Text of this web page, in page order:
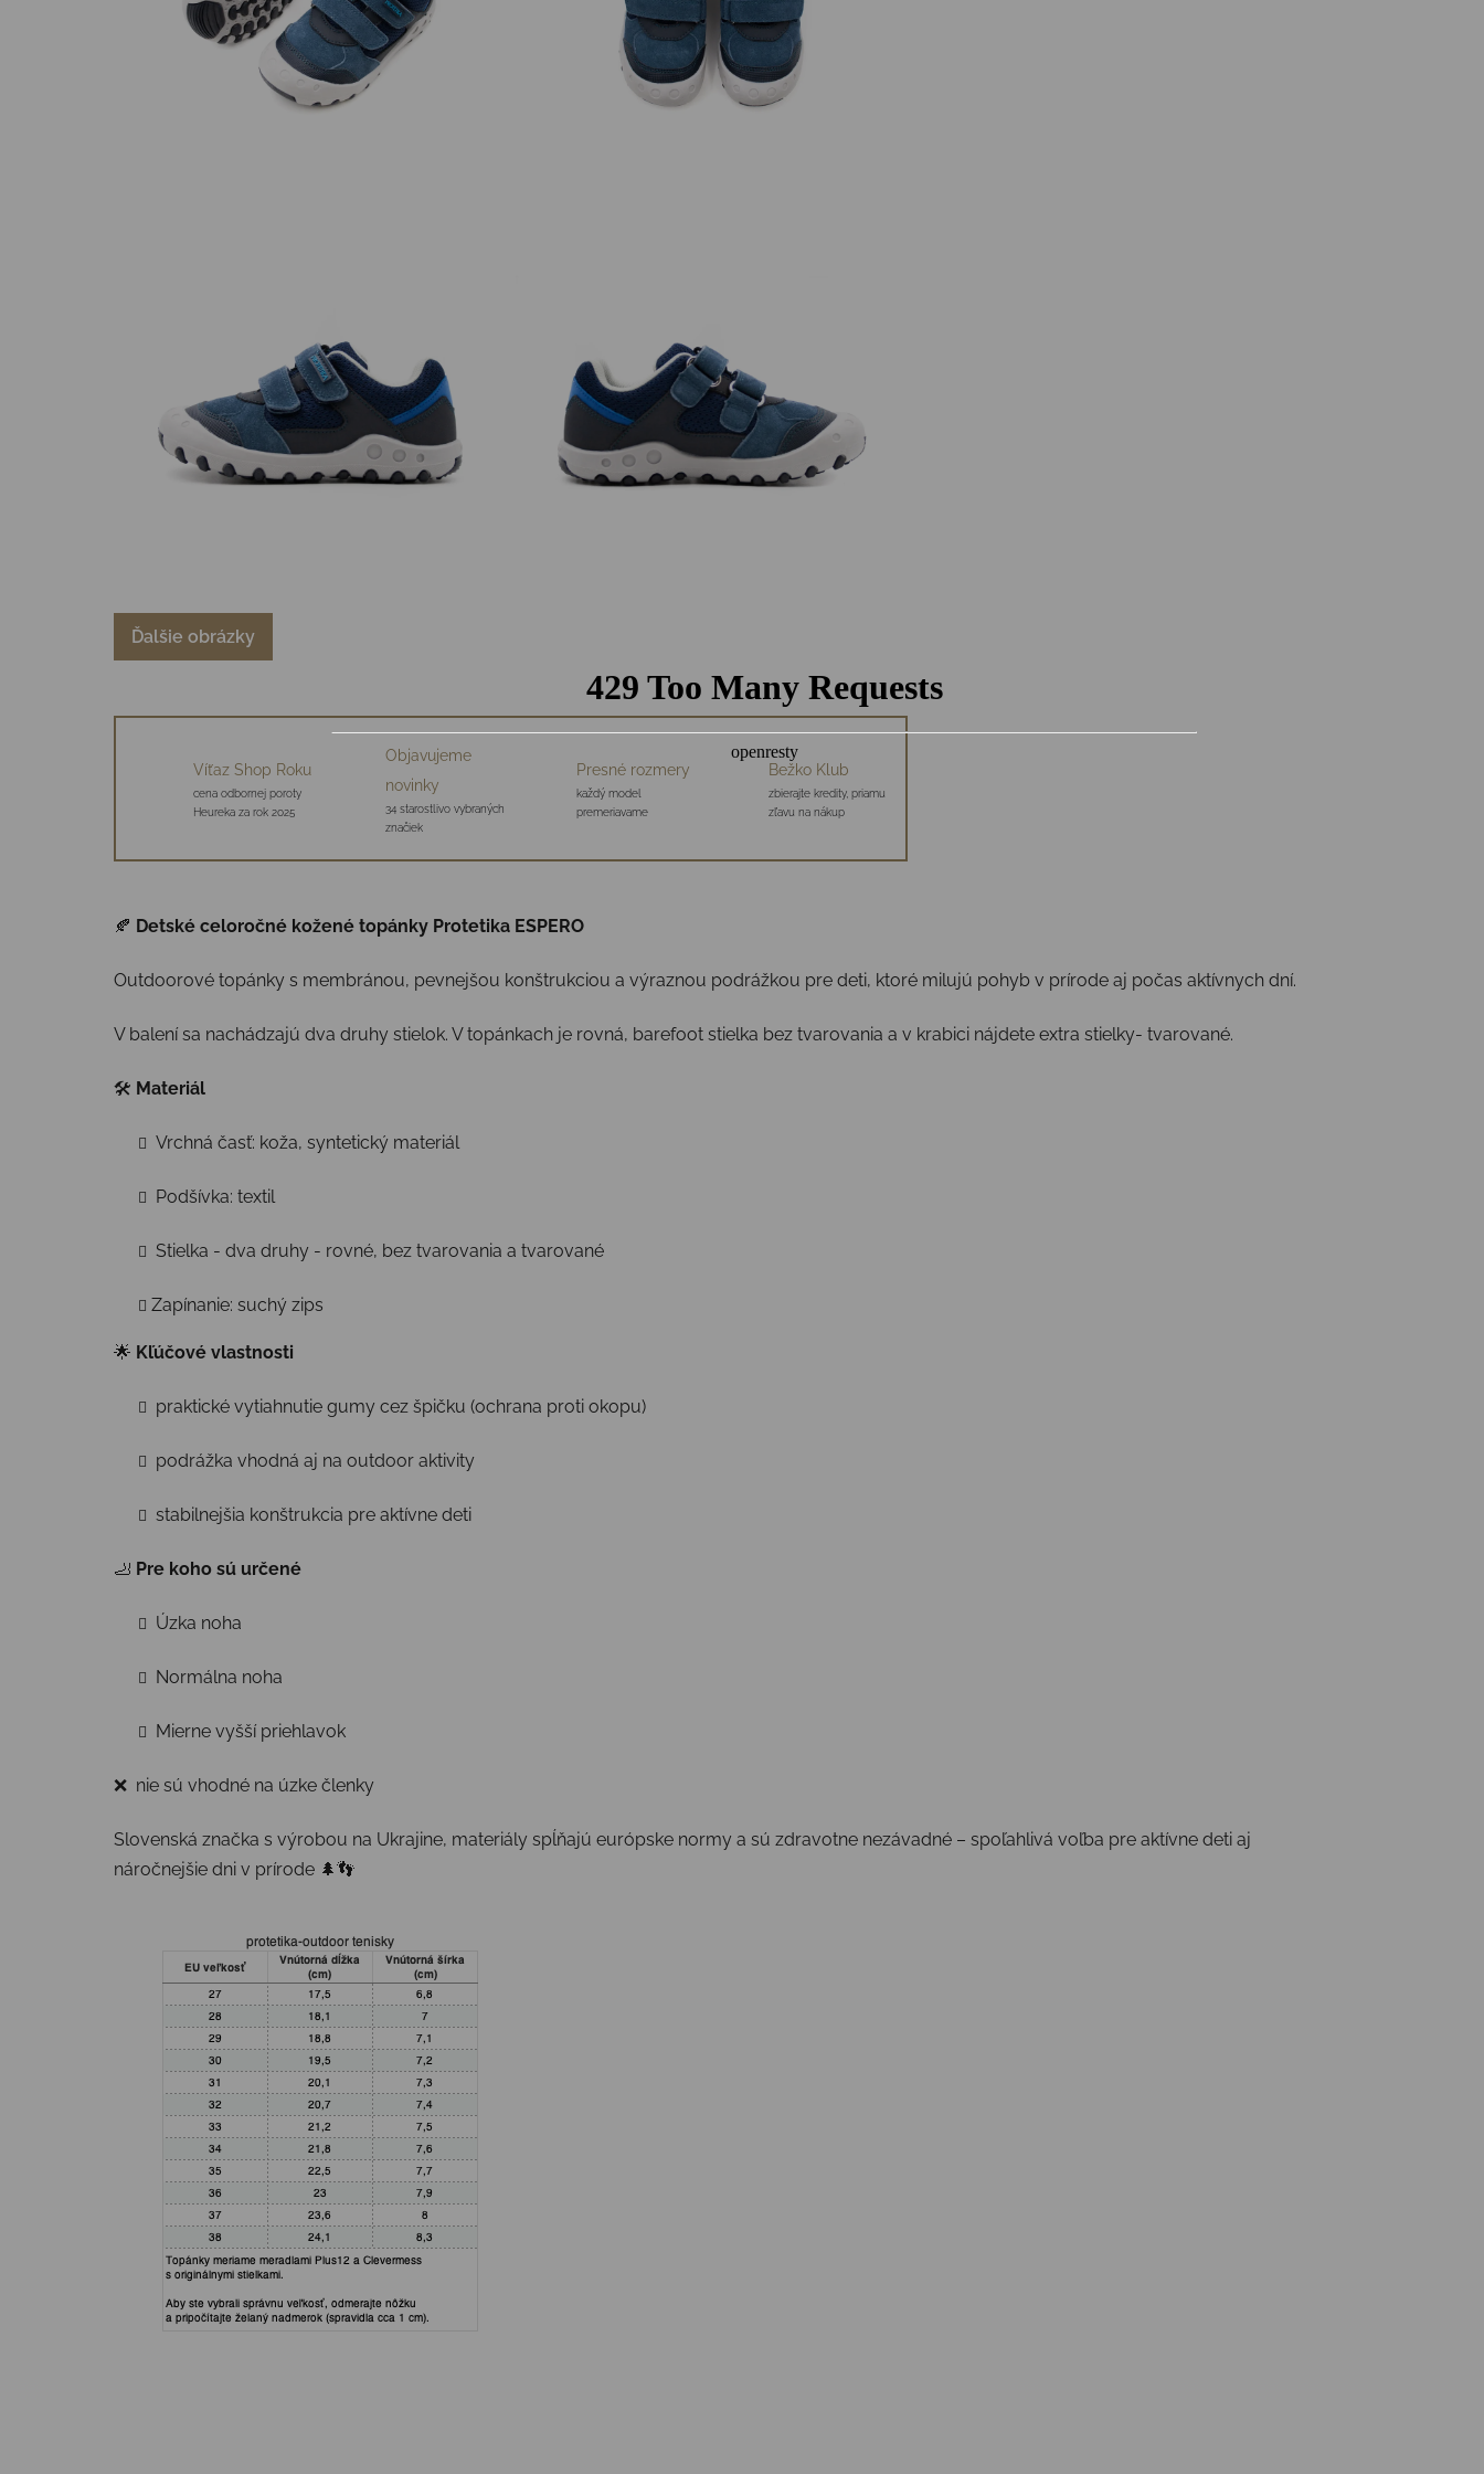
Ďalšie obrázky
Víťaz Shop Roku
cena odbornej poroty
Heureka za rok 2025
Objavujeme
novinky
34 starostlivo vybraných
značiek
Presné rozmery
každý model
premeriavame
Bežko Klub
zbierajte kredity, priamu
zľavu na nákup
🍂 Detské celoročné kožené topánky Protetika ESPERO
Outdoorové topánky s membránou, pevnejšou konštrukciou a výraznou podrážkou pre deti, ktoré milujú pohyb v prírode aj počas aktívnych dní.
V balení sa nachádzajú dva druhy stielok. V topánkach je rovná, barefoot stielka bez tvarovania a v krabici nájdete extra stielky- tvarované.
🛠 Materiál
Vrchná časť: koža, syntetický materiál
Podšívka: textil
Stielka - dva druhy - rovné, bez tvarovania a tvarované
Zapínanie: suchý zips
🌟 Kľúčové vlastnosti
praktické vytiahnutie gumy cez špičku (ochrana proti okopu)
podrážka vhodná aj na outdoor aktivity
stabilnejšia konštrukcia pre aktívne deti
🦶 Pre koho sú určené
Úzka noha
Normálna noha
Mierne vyšší priehlavok
❌ nie sú vhodné na úzke členky
Slovenská značka s výrobou na Ukrajine, materiály spĺňajú európske normy a sú zdravotne nezávadné – spoľahlivá voľba pre aktívne deti aj
náročnejšie dni v prírode 🌲👣